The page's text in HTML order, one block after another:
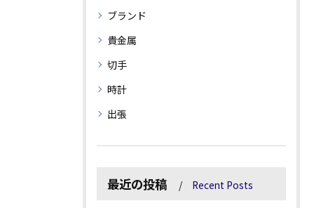
ブランド
貴金属
切手
時計
出張
最近の投稿 Recent Posts